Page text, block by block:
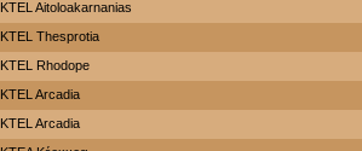
KTEL Aitoloakarnanias
KTEL Thesprotia
KTEL Rhodope
KTEL Arcadia
KTEL Arcadia